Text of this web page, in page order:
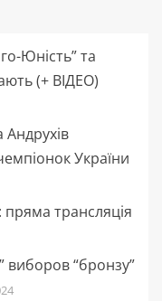
Юність” та
(+ ВІДЕО)
Андрухів
України
пряма трансляція
виборов “бронзу”